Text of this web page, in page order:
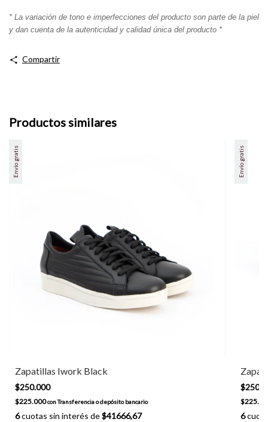
* La variación de tono e imperfecciones del producto son parte de la piel
y dan cuenta de la autenticidad y calidad única del producto *
Compartir
Productos similares
Envío gratis
Zapatillas Iwork Black
$250.000
$225.000conTransferencia o depósito bancario
6cuotas sin interés de$41666,67
Envío gratis
6